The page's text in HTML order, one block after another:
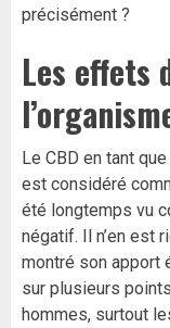
précisément ?
Les effets
Le CBD en tant
est considéré
été longtemps vu
négatif. Il n’en est
montré son apport
sur plusieurs
hommes, surtout